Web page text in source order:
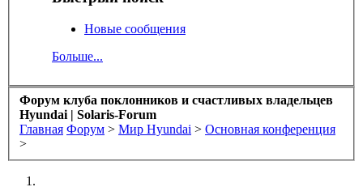
Новые сообщения
Больше...
Форум клуба поклонников и счастливых владельцев
Hyundai | Solaris-Forum
Главная Форум > Мир Hyundai > Основная конференция
>